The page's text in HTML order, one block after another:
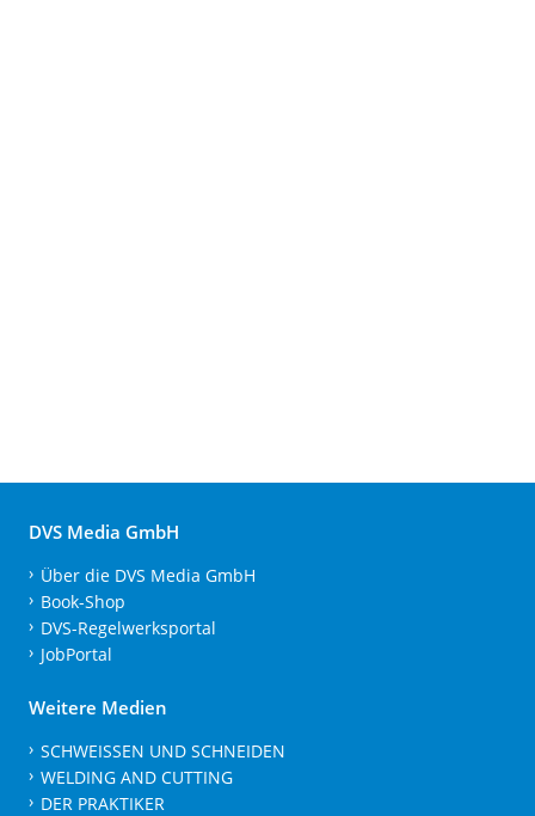
DVS Media GmbH
Über die DVS Media GmbH
Book-Shop
DVS-Regelwerksportal
JobPortal
Weitere Medien
SCHWEISSEN UND SCHNEIDEN
WELDING AND CUTTING
DER PRAKTIKER